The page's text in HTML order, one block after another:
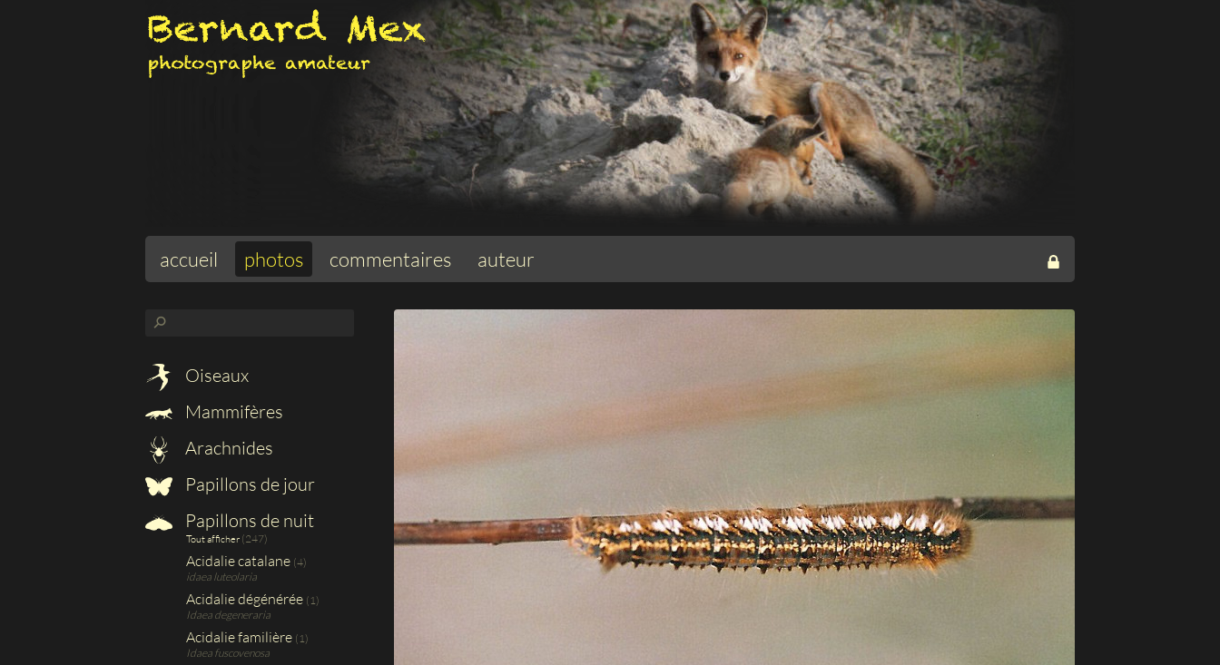
accueil photos commentaires auteur
⚲
Oiseaux
Mammifères
Arachnides
Papillons de jour
Papillons de nuit
Tout afficher (247)
Acidalie catalane (4)
idaea luteolaria
Acidalie dégénérée (1)
Idaea degeneraria
Acidalie familière (1)
Idaea fuscovenosa